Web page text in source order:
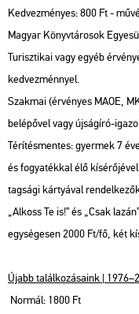
Kedvezményes: 800 Ft -
Magyar Könyvtárosok
Turisztikai vagy egyéb
kedvezménnyel.
Szakmai (érvényes MAOE,
belépővel vagy újságíró-
Térítésmentes: gyermek 7
és fogyatékkal élő
tagsági kártyával
„Alkoss Te is!” és „Csak
egységesen 2000 Ft/fő, két
Újabb találkozásaink |
Normál: 1800 Ft